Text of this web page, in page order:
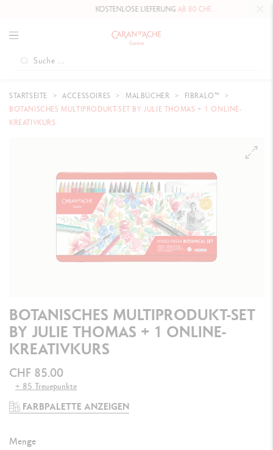
KOSTENLOSE LIEFERUNGAB 80 CHF.
STARTSEITE ACCESSOIRES MALBÜCHER
FIBRALO™
BOTANISCHES MULTIPRODUKT-SET BY JULIE THOMAS + 1 ONLINE-
KREATIVKURS
BOTANISCHES MULTIPRODUKT-SET
BY JULIE THOMAS + 1 ONLINE-
KREATIVKURS
CHF 85.00
+ 85 Treuepunkte
FARBPALETTE ANZEIGEN
Menge